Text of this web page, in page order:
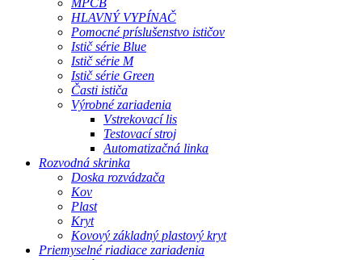
MPCB
HLAVNÝ VYPÍNAČ
Pomocné príslušenstvo ističov
Istič série Blue
Istič série M
Istič série Green
Časti ističa
Výrobné zariadenia
Vstrekovací lis
Testovací stroj
Automatizačná linka
Rozvodná skrinka
Doska rozvádzača
Kov
Plast
Kryt
Kovový základný plastový kryt
Priemyselné riadiace zariadenia